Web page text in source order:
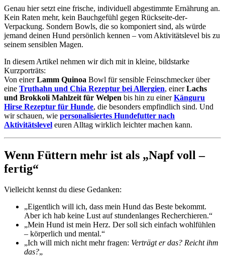
Genau hier setzt eine frische, individuell abgestimmte Ernährung an.
Kein Raten mehr, kein Bauchgefühl gegen Rückseite-der-
Verpackung. Sondern Bowls, die so komponiert sind, als würde
jemand deinen Hund persönlich kennen – vom Aktivitätslevel bis zu
seinem sensiblen Magen.
In diesem Artikel nehmen wir dich mit in kleine, bildstarke
Kurzporträts:
Von einerLamm Quinoa Bowl für sensible Feinschmecker über
eine Truthahn und Chia Rezeptur bei Allergien, einerLachs
und Brokkoli Mahlzeit für Welpen bis hin zu einerKänguru
Hirse Rezeptur für Hunde, die besonders empfindlich sind. Und
wir schauen, wie personalisiertes Hundefutter nach
Aktivitätslevel euren Alltag wirklich leichter machen kann.
Wenn Füttern mehr ist als „Napf voll –
fertig“
Vielleicht kennst du diese Gedanken:
„Eigentlich will ich, dass mein Hund das Beste bekommt.
Aber ich hab keine Lust auf stundenlanges Recherchieren.“
„Mein Hund ist mein Herz. Der soll sich einfach wohlfühlen
– körperlich und mental.“
„Ich will mich nicht mehr fragen: Verträgt er das? Reicht ihm
das?„